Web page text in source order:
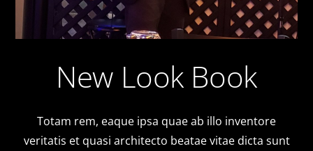
New Look Book
Totam rem, eaque ipsa quae ab illo inventore
veritatis et quasi architecto beatae vitae dicta sunt